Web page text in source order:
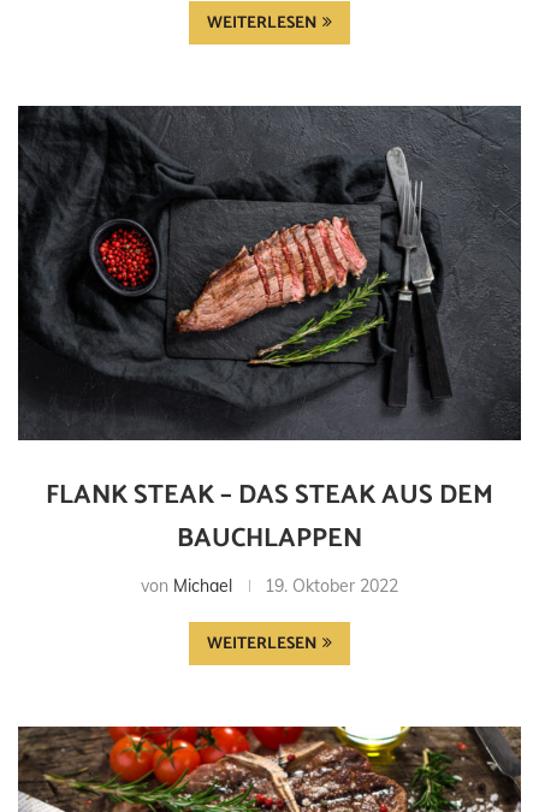
WEITERLESEN
FLANK STEAK – DAS STEAK AUS DEM
BAUCHLAPPEN
von Michael 19. Oktober 2022
WEITERLESEN